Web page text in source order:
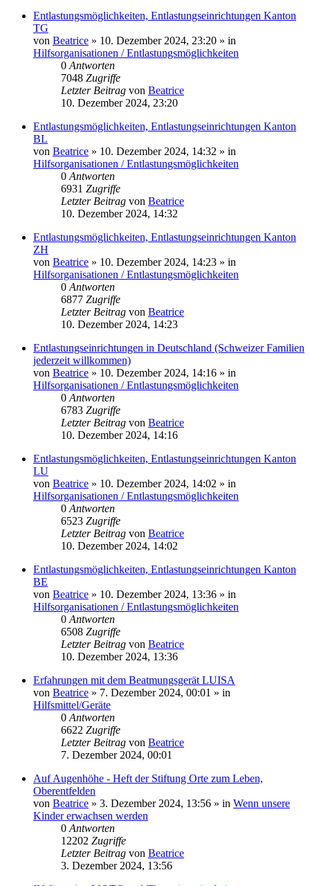
Entlastungsmöglichkeiten, Entlastungseinrichtungen Kanton
TG
von Beatrice » 10. Dezember 2024, 23:20 » in
Hilfsorganisationen / Entlastungsmöglichkeiten
0 Antworten
7048 Zugriffe
Letzter Beitrag von Beatrice
10. Dezember 2024, 23:20
Entlastungsmöglichkeiten, Entlastungseinrichtungen Kanton
BL
von Beatrice » 10. Dezember 2024, 14:32 » in
Hilfsorganisationen / Entlastungsmöglichkeiten
0 Antworten
6931 Zugriffe
Letzter Beitrag von Beatrice
10. Dezember 2024, 14:32
Entlastungsmöglichkeiten, Entlastungseinrichtungen Kanton
ZH
von Beatrice » 10. Dezember 2024, 14:23 » in
Hilfsorganisationen / Entlastungsmöglichkeiten
0 Antworten
6877 Zugriffe
Letzter Beitrag von Beatrice
10. Dezember 2024, 14:23
Entlastungseinrichtungen in Deutschland (Schweizer Familien
jederzeit willkommen)
von Beatrice » 10. Dezember 2024, 14:16 » in
Hilfsorganisationen / Entlastungsmöglichkeiten
0 Antworten
6783 Zugriffe
Letzter Beitrag von Beatrice
10. Dezember 2024, 14:16
Entlastungsmöglichkeiten, Entlastungseinrichtungen Kanton
LU
von Beatrice » 10. Dezember 2024, 14:02 » in
Hilfsorganisationen / Entlastungsmöglichkeiten
0 Antworten
6523 Zugriffe
Letzter Beitrag von Beatrice
10. Dezember 2024, 14:02
Entlastungsmöglichkeiten, Entlastungseinrichtungen Kanton
BE
von Beatrice » 10. Dezember 2024, 13:36 » in
Hilfsorganisationen / Entlastungsmöglichkeiten
0 Antworten
6508 Zugriffe
Letzter Beitrag von Beatrice
10. Dezember 2024, 13:36
Erfahrungen mit dem Beatmungsgerät LUISA
von Beatrice » 7. Dezember 2024, 00:01 » in
Hilfsmittel/Geräte
0 Antworten
6622 Zugriffe
Letzter Beitrag von Beatrice
7. Dezember 2024, 00:01
Auf Augenhöhe - Heft der Stiftung Orte zum Leben,
Oberentfelden
von Beatrice » 3. Dezember 2024, 13:56 » in Wenn unsere
Kinder erwachsen werden
0 Antworten
12202 Zugriffe
Letzter Beitrag von Beatrice
3. Dezember 2024, 13:56